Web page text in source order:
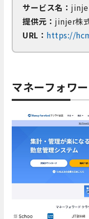
サービス名：
提供元： jinjer株
URL： https://
マネーフォワ